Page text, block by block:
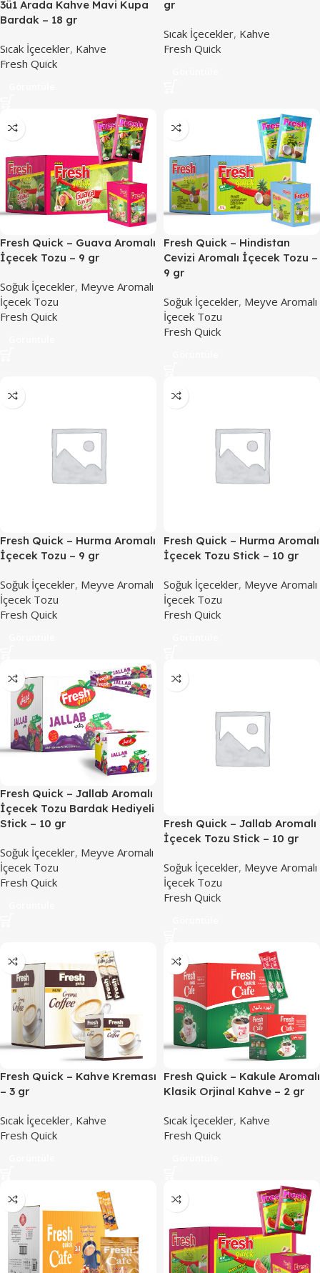
3ü1 Arada Kahve Mavi Kupa
Bardak – 18 gr
Sıcak İçecekler, Kahve
Fresh Quick
gr
Sıcak İçecekler, Kahve
Fresh Quick
Fresh Quick – Guava Aromalı
İçecek Tozu – 9 gr
Soğuk İçecekler, Meyve Aromalı
İçecek Tozu
Fresh Quick
Fresh Quick – Hindistan
Cevizi Aromalı İçecek Tozu –
9 gr
Soğuk İçecekler, Meyve Aromalı
İçecek Tozu
Fresh Quick
Fresh Quick – Hurma Aromalı
İçecek Tozu – 9 gr
Soğuk İçecekler, Meyve Aromalı
İçecek Tozu
Fresh Quick
Fresh Quick – Hurma Aromalı
İçecek Tozu Stick – 10 gr
Soğuk İçecekler, Meyve Aromalı
İçecek Tozu
Fresh Quick
Fresh Quick – Jallab Aromalı
İçecek Tozu Bardak Hediyeli
Stick – 10 gr
Soğuk İçecekler, Meyve Aromalı
İçecek Tozu
Fresh Quick
Fresh Quick – Jallab Aromalı
İçecek Tozu Stick – 10 gr
Soğuk İçecekler, Meyve Aromalı
İçecek Tozu
Fresh Quick
Fresh Quick – Kahve Kreması
– 3 gr
Sıcak İçecekler, Kahve
Fresh Quick
Fresh Quick – Kakule Aromalı
Klasik Orjinal Kahve – 2 gr
Sıcak İçecekler, Kahve
Fresh Quick